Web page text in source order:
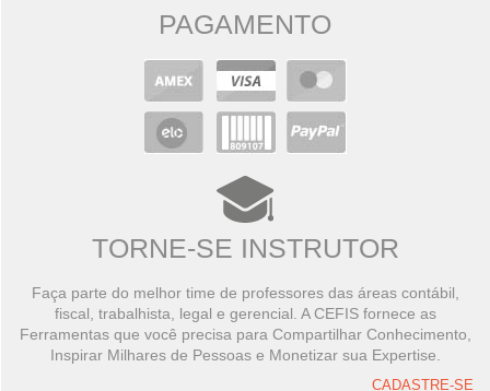
PAGAMENTO
TORNE-SE INSTRUTOR
Faça parte do melhor time de professores das áreas contábil,
fiscal, trabalhista, legal e gerencial. A CEFIS fornece as
Ferramentas que você precisa para Compartilhar Conhecimento,
Inspirar Milhares de Pessoas e Monetizar sua Expertise.
CADASTRE-SE